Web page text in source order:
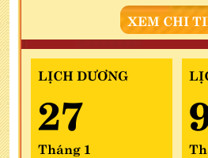
XEM CHI
LỊCH DƯƠNG
27
Tháng 1